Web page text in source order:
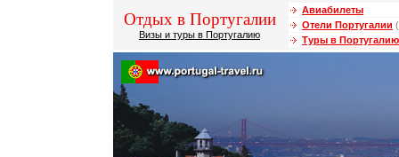
Отдых в Португалии
Визы и туры в Португалию
Авиабилеты
Отели Португалии
Туры в Португалию